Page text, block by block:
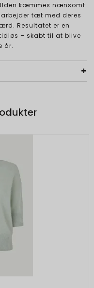
kæmmes nænsomt
tæt med deres
Resultatet er en
– skabt til at blive
år.